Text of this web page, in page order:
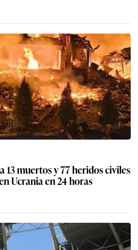
13 muertos y 77 heridos civiles
Ucrania en 24 horas